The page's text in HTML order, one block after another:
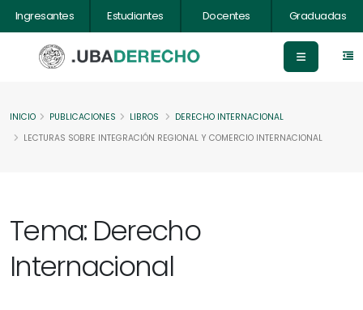
Ingresantes Estudiantes Docentes Graduadas
INICIO PUBLICACIONES LIBROS
DERECHO INTERNACIONAL
LECTURAS SOBRE INTEGRACIÓN REGIONAL Y COMERCIO INTERNACIONAL
Tema: Derecho
Internacional